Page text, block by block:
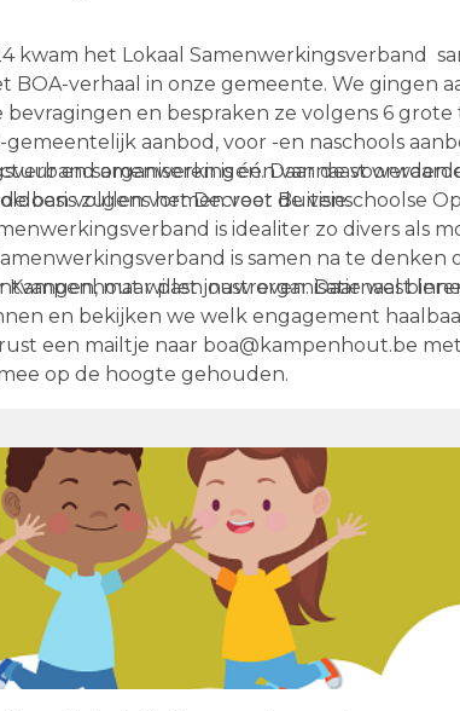
kwam het Lokaal Samenwerkingsverband
BOA-verhaal in onze gemeente. We gingen
en bespraken ze volgens 6 grote
aanbod, voor -en naschools
en samenwerkingen. Daarnaast werden
basis zullen vormen voor de visie.
organiseren is één van de
volgens het Decreet Buitenschoolse
is idealiter zo divers als
is samen na te denken
Kampenhout willen nastreven. Daarnaast
en bekijken we welk engagement
maar past jouw organisatie wel
een mailtje naar boa@kampenhout.be
op de hoogte gehouden.